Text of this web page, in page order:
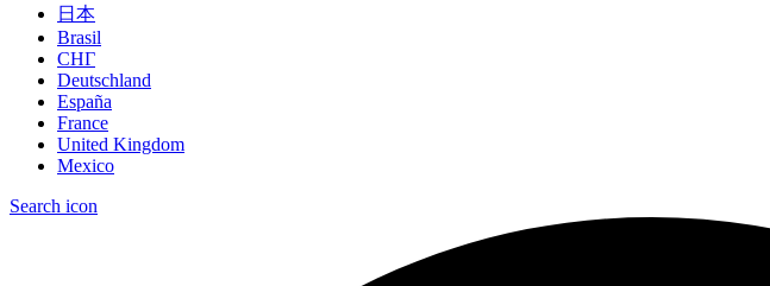
日本
Brasil
СНГ
Deutschland
España
France
United Kingdom
Mexico
Search icon